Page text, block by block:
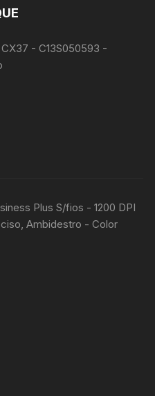
- C13S050593 -
Plus S/fios - 1200 DPI
Ambidestro - Color